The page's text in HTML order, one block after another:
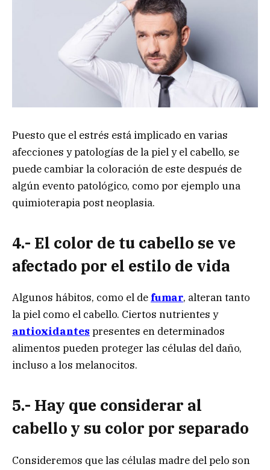
Puesto que el estrés está implicado en varias
afecciones y patologías de la piel y el cabello, se
puede cambiar la coloración de este después de
algún evento patológico, como por ejemplo una
quimioterapia post neoplasia.
4.- El color de tu cabello se ve
afectado por el estilo de vida
Algunos hábitos, como el de fumar, alteran tanto
la piel como el cabello. Ciertos nutrientes y
antioxidantes presentes en determinados
alimentos pueden proteger las células del daño,
incluso a los melanocitos.
5.- Hay que considerar al
cabello y su color por separado
Consideremos que las células madre del pelo son